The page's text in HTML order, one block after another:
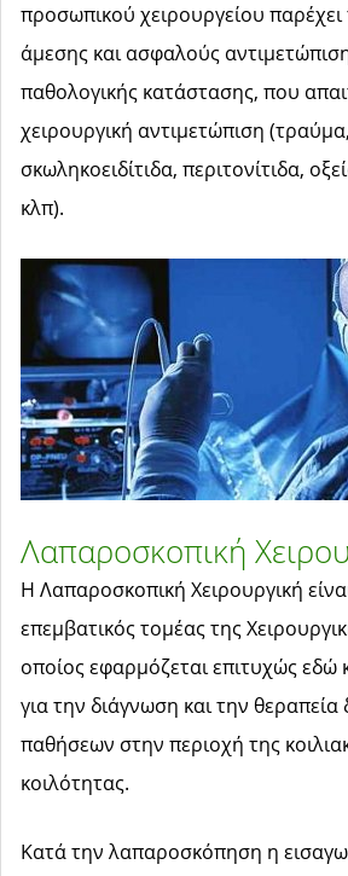
προσωπικού χειρουργείου
άμεσης και ασφαλούς
παθολογικής κατάστασης, που
χειρουργική αντιμετώπιση
σκωληκοειδίτιδα, περιτονίτιδα,
κλπ).
Λαπαροσκοπική
Η Λαπαροσκοπική Χειρουργική
επεμβατικός τομέας της
οποίος εφαρμόζεται επιτυχώς εδώ
για την διάγνωση και την
παθήσεων στην περιοχή της
κοιλότητας.
Κατά την λαπαροσκόπηση η